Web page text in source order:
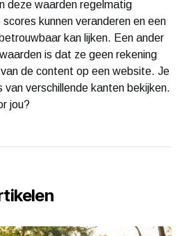
deze waarden regelmatig
kunnen veranderen en een
kan lijken. Een ander
is dat ze geen rekening
de content op een website. Je
van verschillende kanten bekijken.
jou?